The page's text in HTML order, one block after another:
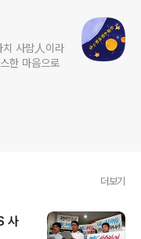
치 사람人이라
한 마음으로
더보기
사